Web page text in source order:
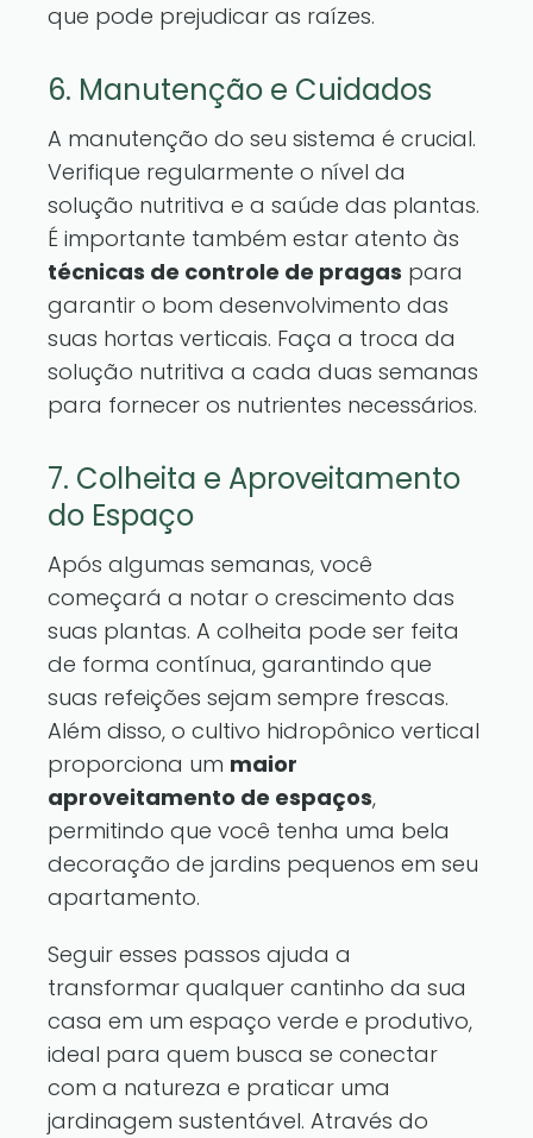
que pode prejudicar as raízes.
6. Manutenção e Cuidados
A manutenção do seu sistema é crucial.
Verifique regularmente o nível da
solução nutritiva e a saúde das plantas.
É importante também estar atento às
técnicas de controle de pragas para
garantir o bom desenvolvimento das
suas hortas verticais. Faça a troca da
solução nutritiva a cada duas semanas
para fornecer os nutrientes necessários.
7. Colheita e Aproveitamento
do Espaço
Após algumas semanas, você
começará a notar o crescimento das
suas plantas. A colheita pode ser feita
de forma contínua, garantindo que
suas refeições sejam sempre frescas.
Além disso, o cultivo hidropônico vertical
proporciona um maior
aproveitamento de espaços,
permitindo que você tenha uma bela
decoração de jardins pequenos em seu
apartamento.
Seguir esses passos ajuda a
transformar qualquer cantinho da sua
casa em um espaço verde e produtivo,
ideal para quem busca se conectar
com a natureza e praticar uma
jardinagem sustentável. Através do